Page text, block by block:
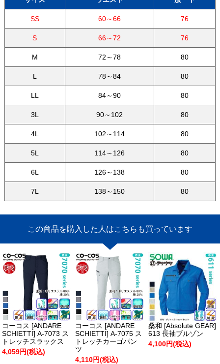
SS 60～66 76
S 66～72 76
M 72～78 80
L 78～84 80
LL 84～90 80
3L 90～102 80
4L 102～114 80
5L 114～126 80
6L 126～138 80
7L 138～150 80
この商品を購入した人はこちらも買っています
コーコス [ANDARE
SCHIETTI] A-7073 ス
トレッチスラックス
4,059円(税込)
コーコス [ANDARE
SCHIETTI] A-7075 ス
トレッチカーゴパン
ツ
4,110円(税込)
桑和 [Absolute GEAR]
613 長袖ブルゾン
4,100円(税込)